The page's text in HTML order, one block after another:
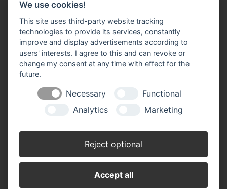
Cookie-Einstellungen ändern
BBM Baumarkt Rhauderfehn
Hagiusring 2
26817 Rhauderfehn
Fax: 04952 89903 290
rhauderfehn(at)bbm-baumarkt.de
8.00 - 19.00 Uhr
Samstag:
8.00 - 18.00 Uhr
We use cookies!
This site uses third-party website tracking
technologies to provide its services, constantly
improve and display advertisements according to
users' interests. I agree to this and can revoke or
change my consent at any time with effect for the
future.
Necessary
Functional
Analytics
Marketing
Reject optional
Accept all